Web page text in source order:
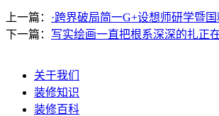
上一篇： ·跨界破局简一G+设想师研学暨
下一篇： 写实绘画一直把根系深深的扎正
关于我们
装修知识
装修百科